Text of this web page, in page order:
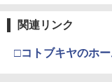
4
4
4
関連リンク
□コトブキヤのホ